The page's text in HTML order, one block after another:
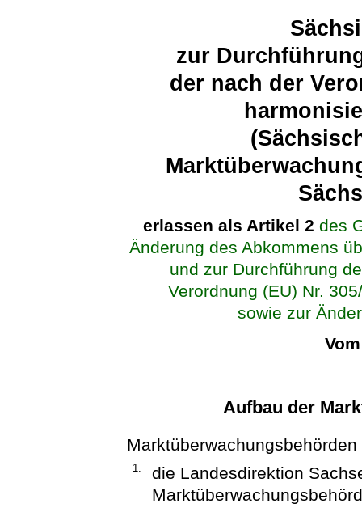
zur
der nach der
erlassen als Artikel 2 des
Änderung des Abkommens
und zur Durchführung
Verordnung (EU) Nr.
sowie zur
Aufbau der
1.
die Landesdirektion